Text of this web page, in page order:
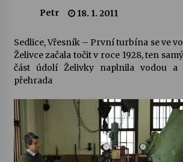
Veselí muzikanti
Pozvánka na integrační
Letní koncerty ve
Jenakaši
28. 7. 2026
Petr 18. 1. 2011
Sedlice, Vřesník – První turbína se ve
Želivce začala točit v roce 1928, ten
část údolí Želivky naplnila vodou a
přehrada